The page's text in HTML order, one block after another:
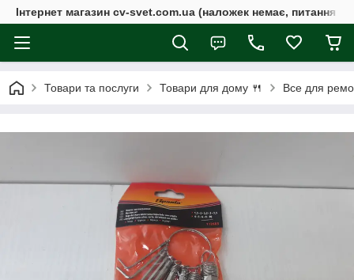
Інтернет магазин cv-svet.com.ua (наложек немає, питання у
Товари та послуги Товари для дому 🍴 Все для